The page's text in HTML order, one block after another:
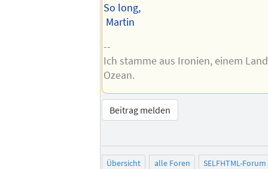
So long,
Martin
--
Ich stamme aus Ironien, einem
Ozean.
Beitrag melden
Übersicht alle Foren
SELFHTML-Forum